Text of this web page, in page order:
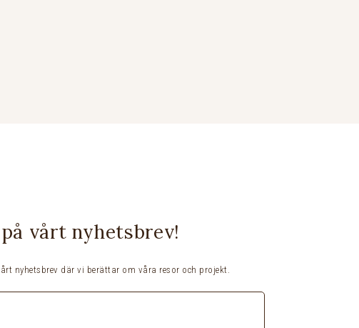
vårt nyhetsbrev!
nyhetsbrev där vi berättar om våra resor och projekt.